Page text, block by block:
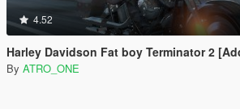
4.52
Harley Davidson Fat boy Terminator 2
By ATRO_ONE